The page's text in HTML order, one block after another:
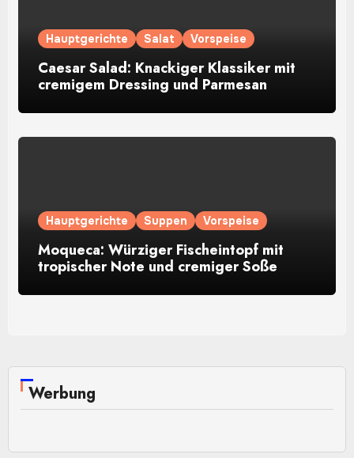
Hauptgerichte Salat Vorspeise
Caesar Salad: Knackiger Klassiker mit
cremigem Dressing und Parmesan
Hauptgerichte Suppen Vorspeise
Moqueca: Würziger Fischeintopf mit
tropischer Note und cremiger Soße
Werbung